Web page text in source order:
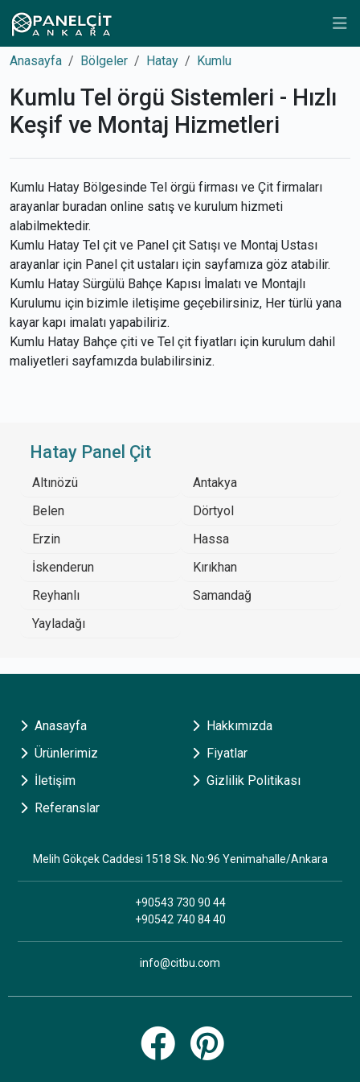
Anasayfa Bölgeler Hatay Kumlu
Kumlu Tel örgü Sistemleri - Hızlı
Keşif ve Montaj Hizmetleri
Kumlu Hatay Bölgesinde Tel örgü firması ve Çit firmaları
arayanlar buradan online satış ve kurulum hizmeti
alabilmektedir.
Kumlu Hatay Tel çit ve Panel çit Satışı ve Montaj Ustası
arayanlar için Panel çit ustaları için sayfamıza göz atabilir.
Kumlu Hatay Sürgülü Bahçe Kapısı İmalatı ve Montajlı
Kurulumu için bizimle iletişime geçebilirsiniz, Her türlü yana
kayar kapı imalatı yapabiliriz.
Kumlu Hatay Bahçe çiti ve Tel çit fiyatları için kurulum dahil
maliyetleri sayfamızda bulabilirsiniz.
Hatay Panel Çit
Altınözü
Antakya
Belen
Dörtyol
Erzin
Hassa
İskenderun
Kırıkhan
Reyhanlı
Samandağ
Yayladağı
Anasayfa
Hakkımızda
Ürünlerimiz
Fiyatlar
İletişim
Gizlilik Politikası
Referanslar
Melih Gökçek Caddesi 1518 Sk. No:96 Yenimahalle/Ankara
+90543 730 90 44
+90542 740 84 40
info@citbu.com